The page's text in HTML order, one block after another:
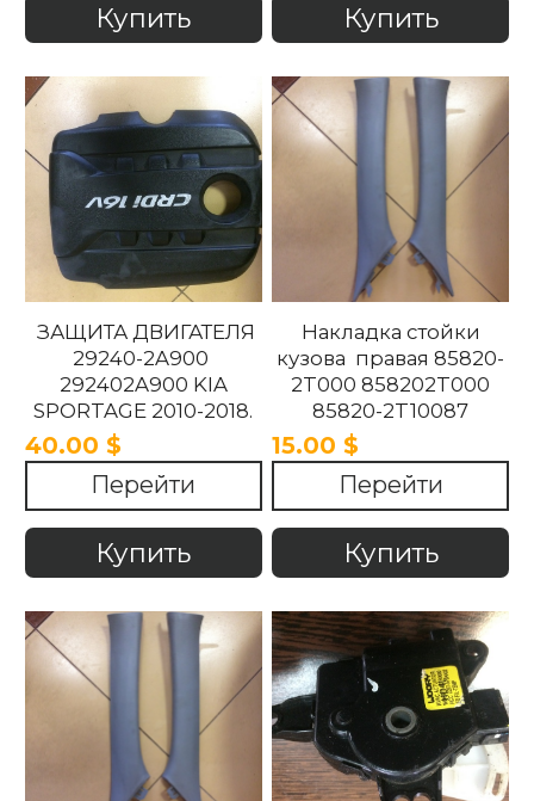
Купить Купить
ЗАЩИТА ДВИГАТЕЛЯ
29240-2A900
292402A900 KIA
SPORTAGE 2010-2018.
40.00 $
Перейти
Купить
Накладка стойки
кузова правая 85820-
2T000 858202T000
85820-2T10087
858202T10087 85820-
2T100UP
858202T100UP Kia
Optima 2010 -2015
15.00 $
Перейти
Купить